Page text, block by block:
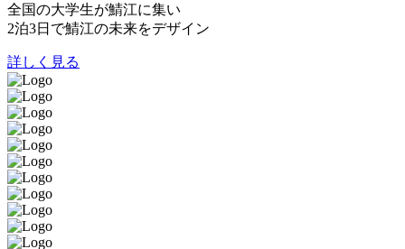
全国の大学生が鯖江に集い
2泊3日で鯖江の未来をデザイン
詳しく見る